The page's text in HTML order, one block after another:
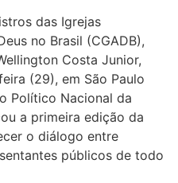
das Igrejas
no Brasil (CGADB),
Costa Junior,
(29), em São Paulo
Político Nacional da
a primeira edição da
o diálogo entre
públicos de todo